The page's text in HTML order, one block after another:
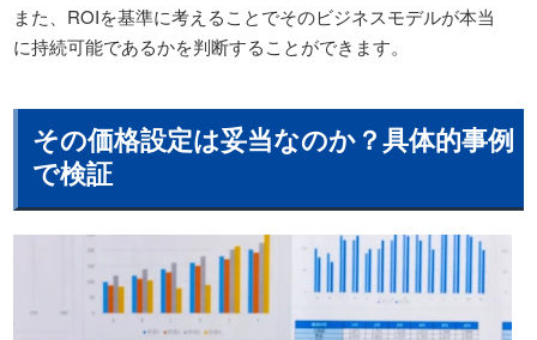
また、ROIを基準に考えることでそのビジネスモデルが本当
に持続可能であるかを判断することができます。
その価格設定は妥当なのか？具体的事例
で検証